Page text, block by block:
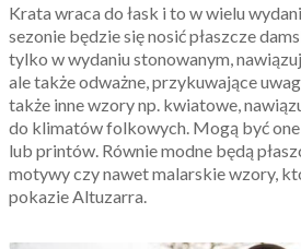
Krata wraca do łask i to w wielu
sezonie będzie się nosić płaszcze
tylko w wydaniu stonowanym,
ale także odważne, przykuwające
także inne wzory np. kwiatowe,
do klimatów folkowych. Mogą być
lub printów. Równie modne będą
motywy czy nawet malarskie wzory,
pokazie Altuzarra.